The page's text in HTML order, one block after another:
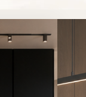
véritable